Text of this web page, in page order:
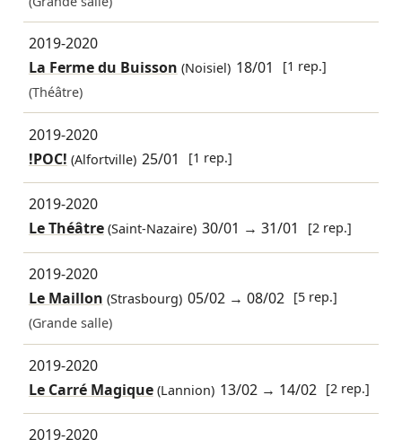
2019-2020
La Ferme du Buisson (Noisiel) 18/01
[1 rep.]
(Théâtre)
2019-2020
!POC! (Alfortville) 25/01 [1 rep.]
2019-2020
Le Théâtre(Saint-Nazaire) 30/01 →31/01 [2 rep.]
2019-2020
Le Maillon (Strasbourg) 05/02 →08/02 [5 rep.]
(Grande salle)
2019-2020
Le Carré Magique(Lannion) 13/02 → 14/02 [2 rep.]
2019-2020